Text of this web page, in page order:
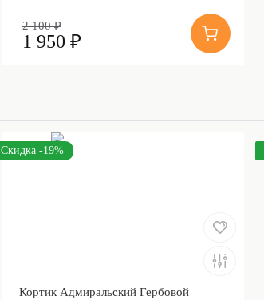
2 100 ₽
1 950 ₽
Скидка -19%
Кортик Адмиральский Гербовой